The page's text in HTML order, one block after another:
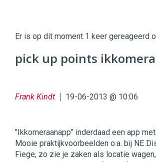
Commerce https://twinklemagazine.nl
9654
Er is op dit moment 1 keer gereageerd
pick up points
Frank Kindt 19-06-2013 @ 10:06
"Ikkomeraanapp" inderdaad een app
Mooie praktijkvoorbeelden o.a. bij NE
Fiege, zo zie je zaken als locatie